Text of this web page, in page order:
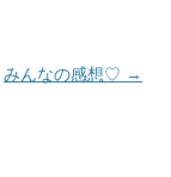
みんなの感想♡ →